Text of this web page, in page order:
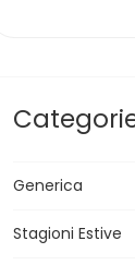
Generica
Stagioni Estive